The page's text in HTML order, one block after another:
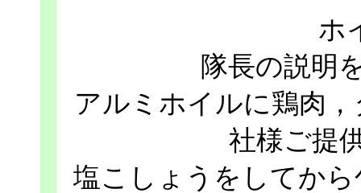
ホ
隊長の説明
アルミホイルに鶏肉
社様ご提
塩こしょうをしてか